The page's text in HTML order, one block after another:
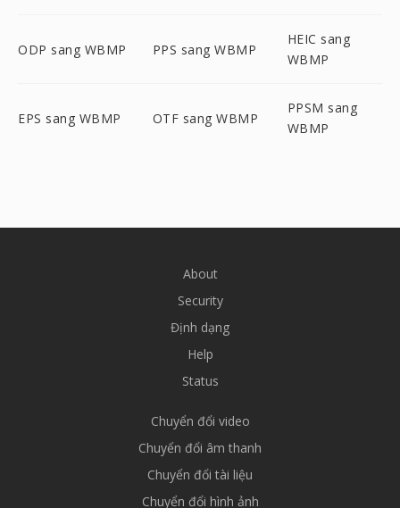
ODP sang WBMP PPS sang WBMP
HEIC sang
WBMP
EPS sang WBMP OTF sang WBMP
PPSM sang
WBMP
About
Security
Định dạng
Help
Status
Chuyển đổi video
Chuyển đổi âm thanh
Chuyển đổi tài liệu
Chuyển đổi hình ảnh